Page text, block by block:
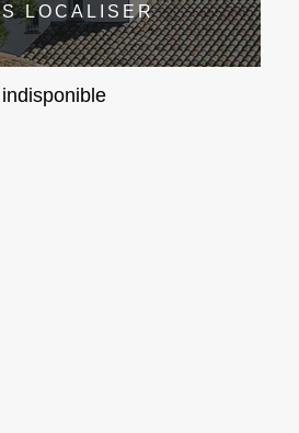
LOCALISER
indisponible